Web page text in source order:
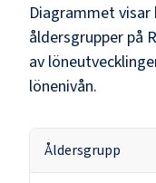
Diagrammet visar
åldersgrupper på
av
lönenivån.
Åldersgrupp